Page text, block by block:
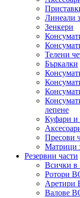
Линеали
Зенкери
Телени
Бъркалки
лепене
Куфари и
Пресови
Матрици
Резервни части
Всички в
Ротори
Аретири
Валове